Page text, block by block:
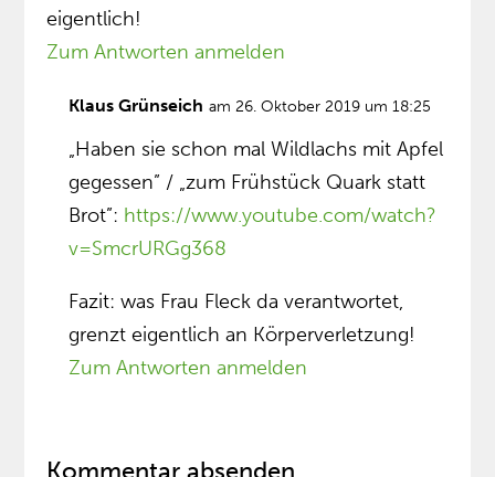
eigentlich!
Zum Antworten anmelden
Klaus Grünseich am 26. Oktober 2019 um 18:25
„Haben sie schon mal Wildlachs mit Apfel
gegessen” / „zum Frühstück Quark statt
Brot”: https://www.youtube.com/watch?
v=SmcrURGg368
Fazit: was Frau Fleck da verantwortet,
grenzt eigentlich an Körperverletzung!
Zum Antworten anmelden